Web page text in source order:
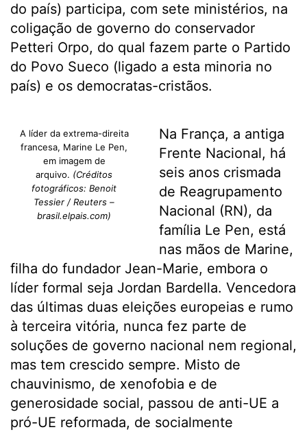
do país) participa, com sete ministérios, na
coligação de governo do conservador
Petteri Orpo, do qual fazem parte o Partido
do Povo Sueco (ligado a esta minoria no
país) e os democratas-cristãos.
A líder da extrema-direita
francesa, Marine Le Pen,
em imagem de
arquivo. (Créditos
fotográficos: Benoit
Tessier / Reuters –
brasil.elpais.com)
Na França, a antiga
Frente Nacional, há
seis anos crismada
de Reagrupamento
Nacional (RN), da
família Le Pen, está
nas mãos de Marine,
filha do fundador Jean-Marie, embora o
líder formal seja Jordan Bardella. Vencedora
das últimas duas eleições europeias e rumo
à terceira vitória, nunca fez parte de
soluções de governo nacional nem regional,
mas tem crescido sempre. Misto de
chauvinismo, de xenofobia e de
generosidade social, passou de anti-UE a
pró-UE reformada, de socialmente